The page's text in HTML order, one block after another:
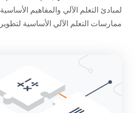
لمبادئ التعلم الآلي والمفاهيم
ممارسات التعلم الآلي الأساسية